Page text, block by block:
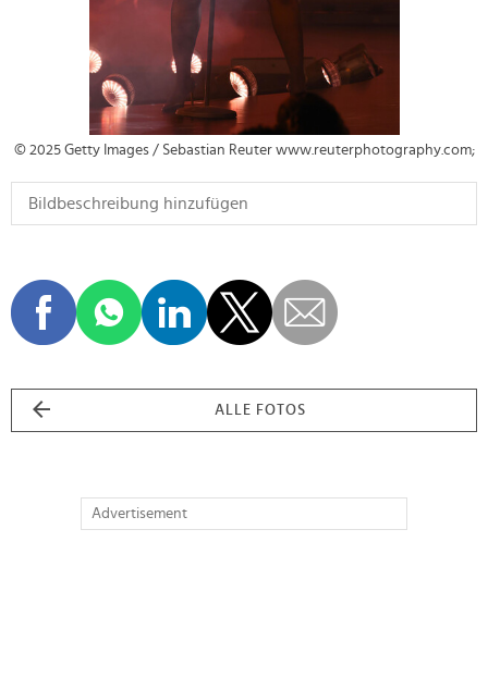
© 2025 Getty Images / Sebastian Reuter www.reuterphotography.com;
ALLE FOTOS
Advertisement